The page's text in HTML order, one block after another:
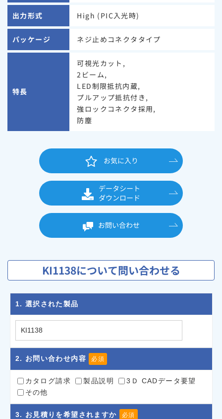
出力形式 High (PIC入光時)
パッケージ ネジ止めコネクタタイプ
特長
可視光カット,
2ビーム,
LED制限抵抗内蔵,
プルアップ抵抗付き,
強ロックコネクタ採用,
防塵
お気に入り
データシート
ダウンロード
お問い合わせ
KI1138について問い合わせる
1. 選択された製品
2. お問い合わせ内容 必須
カタログ請求 製品説明
3Ｄ CADデータ要望
その他
3. お見積りを希望されますか 必須